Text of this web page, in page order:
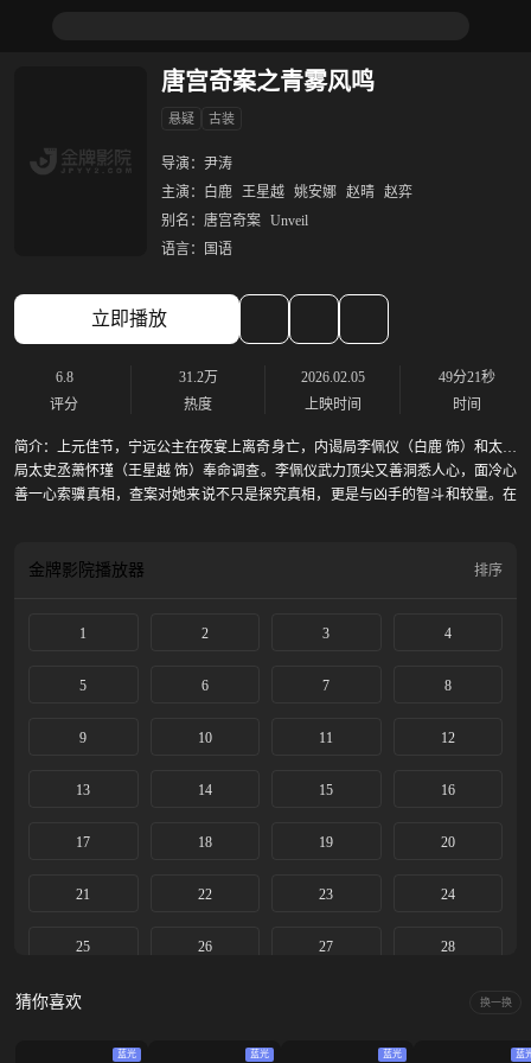
唐宫奇案之青雾风鸣
悬疑 古装
导演： 尹涛
主演：
白鹿 王星越 姚安娜 赵晴 赵弈
别名： 唐宫奇案 Unveil
语言：
国语
立即播放
6.8
评分
31.2万
热度
2026.02.05
上映时间
49分21秒
时间
简介：上元佳节，宁远公主在夜宴上离奇身亡，内谒局李佩仪（白鹿 饰）和太史
局太史丞萧怀瑾（王星越 饰）奉命调查。李佩仪武力顶尖又善洞悉人心，面冷心
善一心索骥真相，查案对她来说不只是探究真相，更是与凶手的智斗和较量。在
廷中的宫闱秘史、诡异奇案接踵而至：“壁上花”、“血色天资”、“吉时秘闻”、“七
终揭露出幕后黑手的阴谋。李佩仪不仅为父亲洗脱冤屈，还在追寻真相的过程
金牌影院播放器 排序
1 2 3 4
5 6 7 8
9 10 11 12
13 14 15 16
17 18 19 20
21 22 23 24
25 26 27 28
29
猜你喜欢 换一换
蓝光 蓝光 蓝光 蓝